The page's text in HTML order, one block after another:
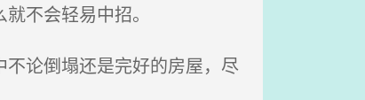
不会轻易中招。
论倒塌还是完好的房屋，尽